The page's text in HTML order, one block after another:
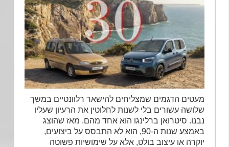
מעטים הדגמים שמצליחים להישאר רלוונטיים במשך
שלושה עשורים בלי לשנות לחלוטין את הרעיון שעליו
נבנו. סיטרואן ברלינגו הוא אחד מהם. מאז שהוצג
באמצע שנות ה-90, הוא לא התבסס על ביצועים,
יוקרה או עיצוב בולט, אלא על שימושיות פשוטה